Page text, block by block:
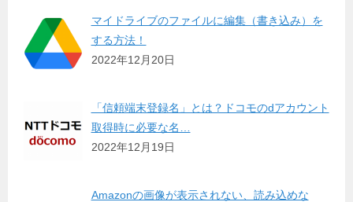
マイドライブのファイルに編集（書き込み）を
する方法！
2022年12月20日
「信頼端末登録名」とは？ドコモのdアカウント
取得時に必要な名…
2022年12月19日
Amazonの画像が表示されない、読み込めな